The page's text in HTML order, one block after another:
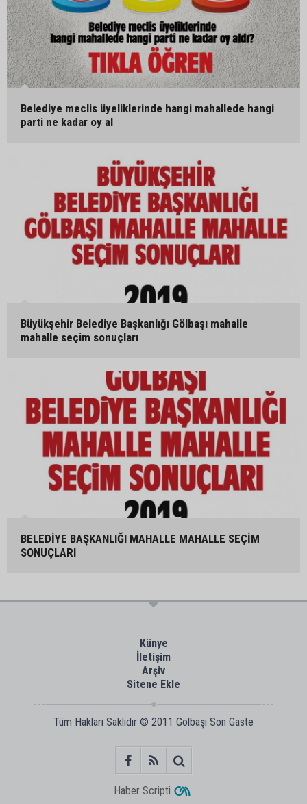
Belediye meclis üyeliklerinde hangi mahallede hangi
parti ne kadar oy al
Büyükşehir Belediye Başkanlığı Gölbaşı mahalle
mahalle seçim sonuçları
BELEDİYE BAŞKANLIĞI MAHALLE MAHALLE SEÇİM
SONUÇLARI
Künye
İletişim
Arşiv
Sitene Ekle
Tüm Hakları Saklıdır © 2011 Gölbaşı Son Gaste
Haber Scripti